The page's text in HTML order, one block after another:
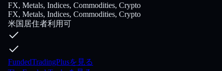
FX, Metals, Indices, Commodities, Crypto
FX, Metals, Indices, Commodities, Crypto
米国居住者利用可
FundedTradingPlusを見る